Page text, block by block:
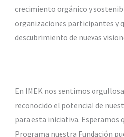
crecimiento orgánico y
organizaciones participantes y
descubrimiento de nuevas
En IMEK nos sentimos
reconocido el potencial de
para esta iniciativa. Esperamos
Programa nuestra Fundación